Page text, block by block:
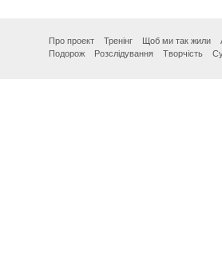
Про проект Тренінг Щоб ми так жили
Подорож
Розслідування Творчість